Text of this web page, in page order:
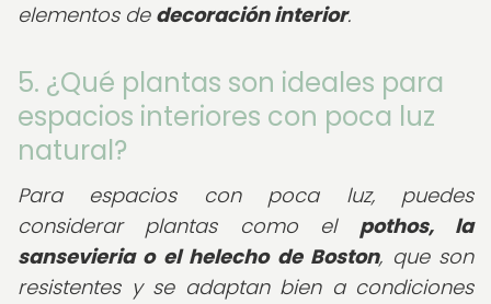
elementos de decoración interior.
5. ¿Qué plantas son ideales para
espacios interiores con poca luz
natural?
Para espacios con poca luz, puedes
considerar plantas como el pothos, la
sansevieria o el helecho de Boston, que son
resistentes y se adaptan bien a condiciones